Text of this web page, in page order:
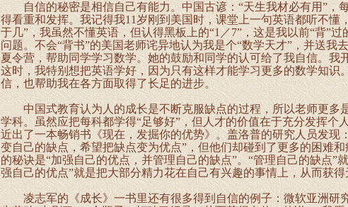
自信的秘密是相信自己有能力。中国古谚：“天生我材必有用”，
得看重和发挥。我记得我11岁刚到美国时，课堂上一句英语都听不懂
于几”，我虽然不懂英语，但认得黑板上的“1／7”，这是我以前“背”
问题。不会“背书”的美国老师诧异地认为我是个“数学天才”，并送我
夏令营，帮助同学学习数学。她的鼓励和同学的认可给了我自信。我
这时，我特别想把英语学好，因为只有这样才能学习更多的数学知识
信，也帮助我在各方面取得了长足的进步。
中国式教育认为人的成长是不断克服缺点的过程，所以老师更多
学科。虽然应把每科都学得“足够好”，但人才的价值在于充分发挥个
近出了一本畅销书《现在，发掘你的优势》。盖洛普的研究人员发现
变自己的缺点，希望把缺点变为优点”，但他们却碰到了更多的困难
的秘诀是“加强自己的优点，并管理自己的缺点”。“管理自己的缺点”
强自己的优点”就是把大部分精力花在自己有兴趣的事情上，从而获
凌志军的《成长》一书里还有很多得到自信的例子：微软亚洲研